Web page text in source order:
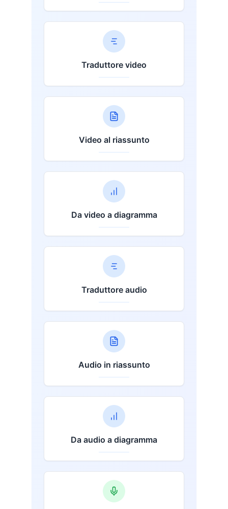
Traduttore video
Video al riassunto
Da video a diagramma
Traduttore audio
Audio in riassunto
Da audio a diagramma